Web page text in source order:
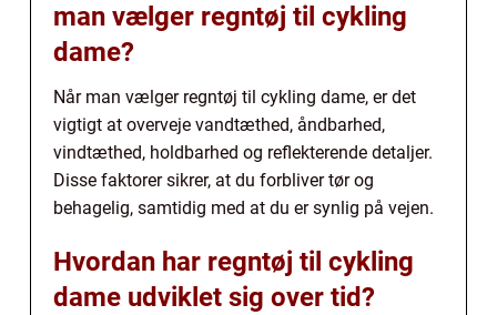
man vælger regntøj til cykling
dame?
Når man vælger regntøj til cykling dame, er det
vigtigt at overveje vandtæthed, åndbarhed,
vindtæthed, holdbarhed og reflekterende detaljer.
Disse faktorer sikrer, at du forbliver tør og
behagelig, samtidig med at du er synlig på vejen.
Hvordan har regntøj til cykling
dame udviklet sig over tid?